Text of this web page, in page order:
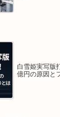
白雪姫実写版
億円の原因と